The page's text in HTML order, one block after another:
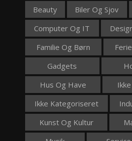
Beauty Biler Og Sjov
Computer Og IT
Familie Og Børn
Gadgets
Hus Og Have
Ikke Kategoriseret
Kunst Og Kultur